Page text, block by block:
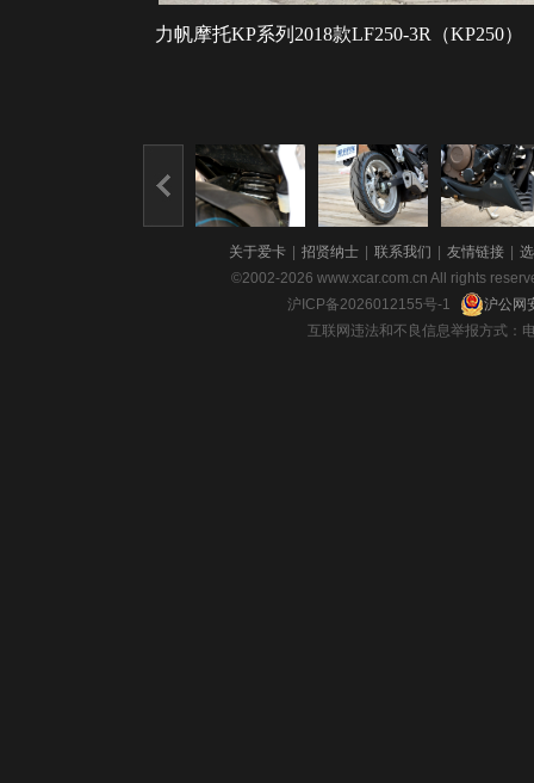
力帆摩托KP系列2018款LF250-3R（KP250）
关于爱卡 招贤纳士 联系我们 友情链接
©2002-2026 www.xcar.com.cn All rights
沪ICP备2026012155号-1
沪公网
互联网违法和不良信息举报方式：